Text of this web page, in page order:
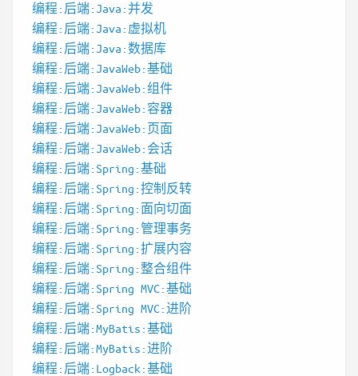
编程:后端:Java:并发
编程:后端:Java:虚拟机
编程:后端:Java:数据库
编程:后端:JavaWeb:基础
编程:后端:JavaWeb:组件
编程:后端:JavaWeb:容器
编程:后端:JavaWeb:页面
编程:后端:JavaWeb:会话
编程:后端:Spring:基础
编程:后端:Spring:控制反转
编程:后端:Spring:面向切面
编程:后端:Spring:管理事务
编程:后端:Spring:扩展内容
编程:后端:Spring:整合组件
编程:后端:Spring MVC:基础
编程:后端:Spring MVC:进阶
编程:后端:MyBatis:基础
编程:后端:MyBatis:进阶
编程:后端:Logback:基础